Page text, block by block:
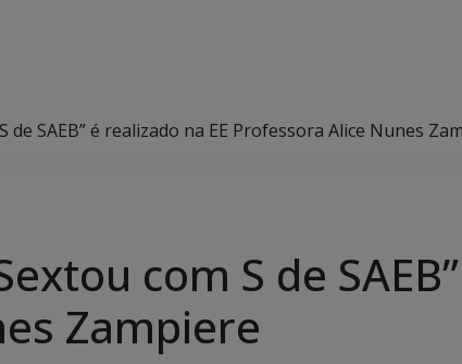
de SAEB” é realizado na EE Professora Alice Nunes
com S de
Zampiere